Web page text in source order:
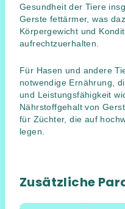
Gesundheit der Tiere
Gerste fettärmer, was
Körpergewicht und
aufrechtzuerhalten.
Für Hasen und andere
notwendige Ernährung,
und Leistungsfähigkeit
Nährstoffgehalt von
für Züchter, die auf
legen.
Zusätzliche